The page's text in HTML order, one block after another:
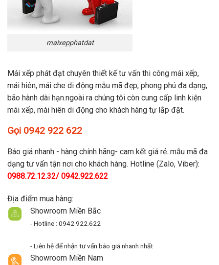
maixepphatdat
Mái xếp phát đạt chuyên thiết kế tư vấn thi công mái xếp,
mái hiên, mái che di động mẫu mã đẹp, phong phú đa dạng,
bão hành dài hạn.ngoài ra chúng tôi còn cung cấp linh kiện
mái xếp, mái hiên di động cho khách hàng tự lắp đặt.
Gọi 0942 922 622
Báo giá nhanh - hàng chính hãng- cam kết giá rẻ. mẫu mã đa
dạng tư vấn tận nơi cho khách hàng. Hotline (Zalo, Viber):
0988.72.12.32/ 0942.922.622
Địa điểm mua hàng:
Showroom Miền Bắc
- Hotline : 0942.922.622
- Liên hệ để nhận tư vấn báo giá nhanh nhất
Showroom Miền Nam